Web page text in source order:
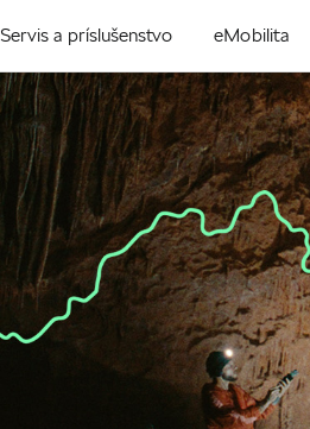
Servis a príslušenstvo eMobilita